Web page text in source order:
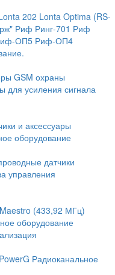
202 Lonta Optima (RS-
Риф Ринг-701 Риф
ОП5 Риф-ОП4
GSM охраны
для усиления сигнала
и аксессуары
оборудование
датчики
управления
(433,92 МГц)
оборудование
Радиоканальное